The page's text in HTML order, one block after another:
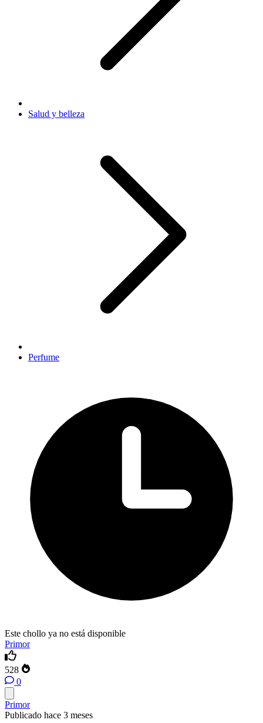
Salud y belleza
Perfume
Este chollo ya no está disponible
Primor
528
0
Primor
Publicado hace 3 meses